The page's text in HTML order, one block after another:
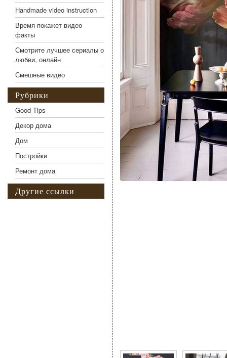
Handmade video instruction
Время покажет видео
факты
Смотрите лучшее сериалы о
любви, онлайн
Смешные видео
Рубрики
Good Tips
Декор дома
Дом
Постройки
Ремонт дома
Другие ссылки